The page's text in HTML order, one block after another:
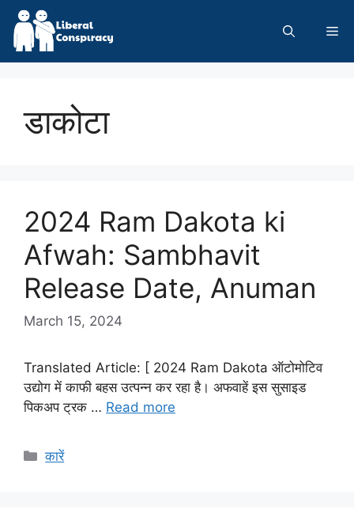
Skip
content
डाकोटा
2024 Ram Dakota ki
Afwah: Sambhavit
Release Date, Anuman
March 15, 2024
Translated Article: [ 2024 Ram Dakota ऑटोमोटिव
उद्योग में काफी बहस उत्पन्न कर रहा है। अफवाहें इस सुसाइड
पिकअप ट्रक … Read more
Categories
कारें